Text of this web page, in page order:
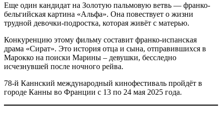
Еще один кандидат на Золотую пальмовую ветвь — франко-
бельгийская картина «Альфа». Она повествует о жизни
трудной девочки-подростка, которая живёт с матерью.
Конкуренцию этому фильму составит франко-испанская
драма «Сират». Это история отца и сына, отправившихся в
Марокко на поиски Марины – девушки, бесследно
исчезнувшей после ночного рейва.
78-й Каннский международный кинофестиваль пройдёт в
городе Канны во Франции с 13 по 24 мая 2025 года.